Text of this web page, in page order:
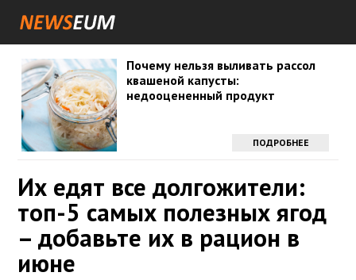
Почему нельзя выливать рассол
квашеной капусты:
недооцененный продукт
ПОДРОБНЕЕ
Их едят все долгожители:
топ-5 самых полезных ягод
– добавьте их в рацион в
июне